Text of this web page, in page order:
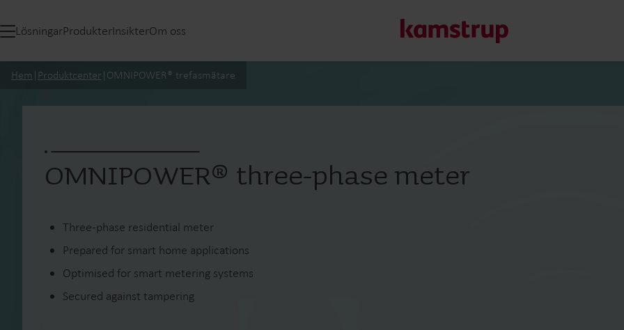
LösningarProdukterInsikterOm oss
Vårt engagemang för en grönare framtid motiverar oss
kunder att minska vattenförlust, förbättra system,
Hem | Produktcenter | OMNIPOWER® trefasmätare
OMNIPOWER® three-phase meter
Three-phase residential meter
Prepared for smart home applications
Optimised for smart metering systems
Secured against tampering